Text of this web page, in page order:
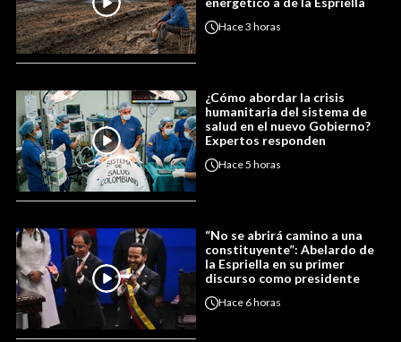
Hace3 horas
¿Cómo abordar la crisis
humanitaria del sistema de
salud en el nuevo Gobierno?
Expertos responden
Hace5 horas
“No se abrirá camino a una
constituyente”: Abelardo de
la Espriella en su primer
discurso como presidente
Hace 6 horas